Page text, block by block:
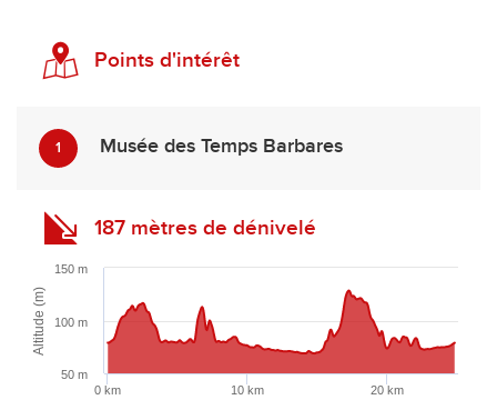
Points d'intérêt
1 Musée des Temps Barbares
187 mètres de dénivelé
Altitude (m)
0 km 10 km 20 km
50 m
100 m
150 m